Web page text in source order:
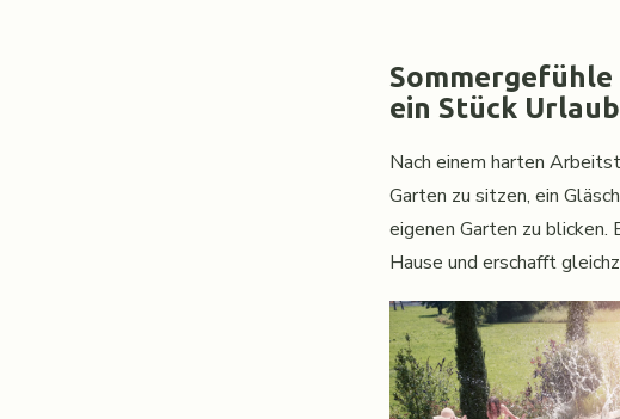
Sommergefühle
ein Stück
Nach einem harten
Garten zu sitzen, ein
eigenen Garten zu blicken.
Hause und erschafft